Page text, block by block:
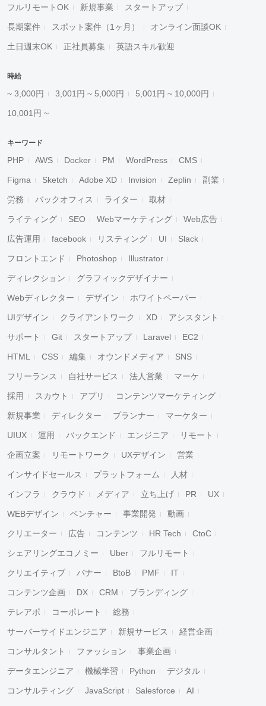
フルリモートOK 新規事業 スタートアップ
長期案件 スポット案件（1ヶ月） オンライン面談OK
土日週末OK 正社員募集 英語スキル歓迎
時給
~ 3,000円 3,001円 ~ 5,000円 5,001円 ~ 10,000円
10,001円 ~
キーワード
PHP AWS Docker PM WordPress CMS
Figma Sketch Adobe XD Invision Zeplin 副業
労務 バックオフィス ライター 取材
ライティング SEO Webマーケティング Web広告
広告運用 facebook リスティング UI Slack
フロントエンド Photoshop Illustrator
ディレクション グラフィックデザイナー
Webディレクター デザイン ホワイトペーパー
UIデザイン クライアントワーク XD アシスタント
サポート Git スタートアップ Laravel EC2
HTML CSS 編集 オウンドメディア SNS
フリーランス 自社サービス 法人営業 マーケ
採用 スカウト アプリ コンテンツマーケティング
新規事業 ディレクター プランナー マーケター
UIUX 運用 バックエンド エンジニア リモート
企画立案 リモートワーク UXデザイン 営業
インサイドセールス プラットフォーム 人材
インフラ クラウド メディア 立ち上げ PR UX
WEBデザイン ベンチャー 事業開発 動画
クリエーター 広告 コンテンツ HR Tech CtoC
シェアリングエコノミー Uber フルリモート
クリエイティブ バナー BtoB PMF IT
コンテンツ企画 DX CRM ブランディング
テレアポ コーポレート 総務
サーバーサイドエンジニア 新規サービス 経営企画
コンサルタント ファッション 事業企画
データエンジニア 機械学習 Python デジタル
コンサルティング JavaScript Salesforce AI